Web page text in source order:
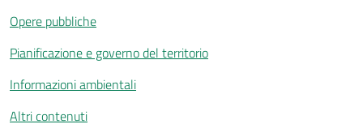
Opere pubbliche
Pianificazione e governo del territorio
Informazioni ambientali
Altri contenuti